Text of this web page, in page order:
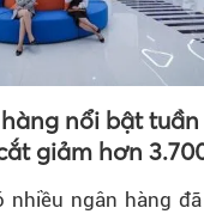
nổi bật tuần
giảm hơn
nhiều ngân hàng